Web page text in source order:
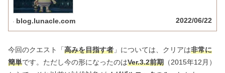
blog.lunacle.com 2022/06/22
今回のクエスト「高みを目指す者 」については、クリアは非常に
簡単です。ただし今の形になったのはVer.3.2前期 （2015年12月）